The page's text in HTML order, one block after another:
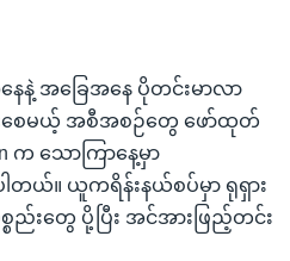
ေနဲ့ အခြေအနေ ပိုတင်းမာလာ
စေမယ့် အစီအစဉ်တွေ ဖော်ထုတ်
က သောကြာနေ့မှာ
ယ်။ ယူကရိန်းနယ်စပ်မှာ ရုရှား
းတွေ ပို့ပြီး အင်အားဖြည့်တင်း